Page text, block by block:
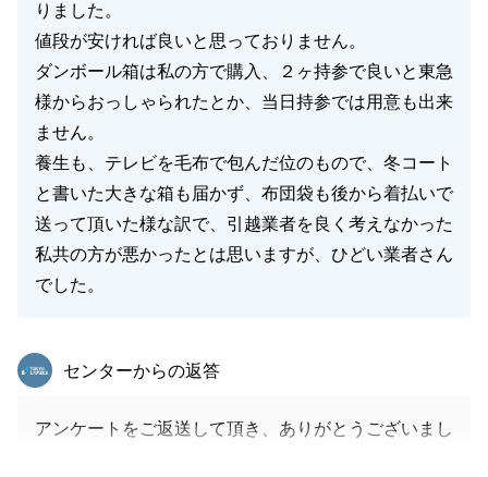
りました。
値段が安ければ良いと思っておりません。
ダンボール箱は私の方で購入、２ヶ持参で良いと東急
様からおっしゃられたとか、当日持参では用意も出来
ません。
養生も、テレビを毛布で包んだ位のもので、冬コート
と書いた大きな箱も届かず、布団袋も後から着払いで
送って頂いた様な訳で、引越業者を良く考えなかった
私共の方が悪かったとは思いますが、ひどい業者さん
でした。
東急リバブル
センターからの返答
アンケートをご返送して頂き、ありがとうございまし